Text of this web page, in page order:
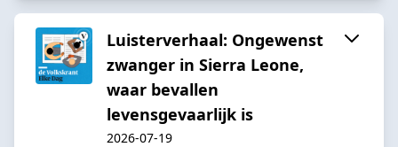
Luisterverhaal: Ongewenst
zwanger in Sierra Leone,
waar bevallen
levensgevaarlijk is
2026-07-19